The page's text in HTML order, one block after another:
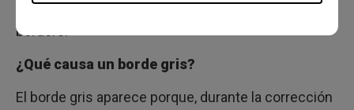
adjusting the image, may result in shadow-like gray
borders.
¿Qué causa un borde gris?
El borde gris aparece porque, durante la corrección